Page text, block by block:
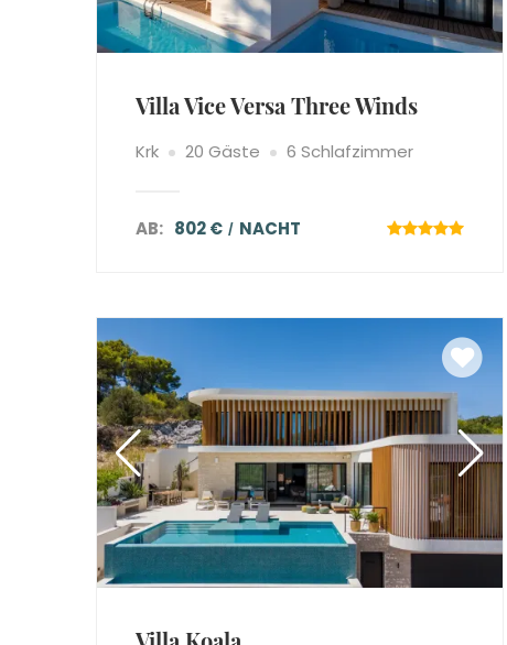
Villa Vice Versa Three Winds
Krk 20 Gäste 6 Schlafzimmer
AB: 802 € NACHT